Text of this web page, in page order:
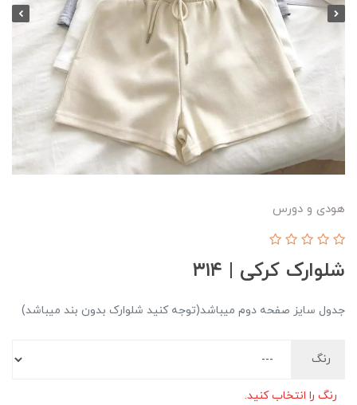
هودی و دورس
شلوارک کرکی | ۳۱۴
جدول سایز صفحه دوم میباشد(توجه کنید شلوارک بدون بند میباشد)
رنگ
رنگ را انتخاب کنید.